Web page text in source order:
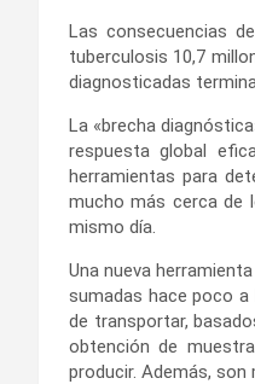
Las consecuencias
tuberculosis 10,7
diagnosticadas
La «brecha
respuesta global
herramientas para
mucho más cerca de
mismo día.
Una nueva
sumadas hace poco a
de transportar,
obtención de
producir. Además,